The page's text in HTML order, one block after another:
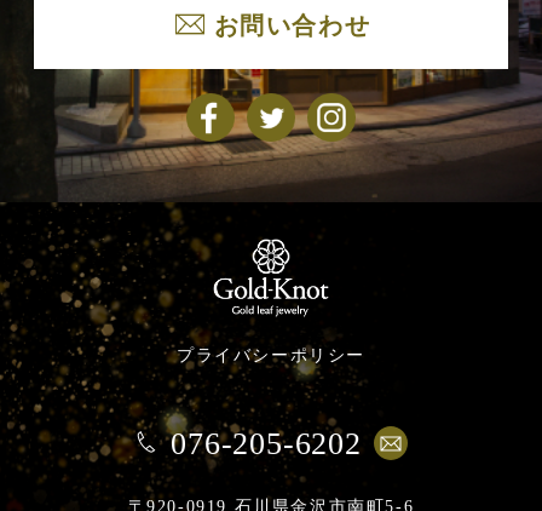
お問い合わせ
プライバシーポリシー
076-205-6202
〒920-0919 石川県金沢市南町5-6